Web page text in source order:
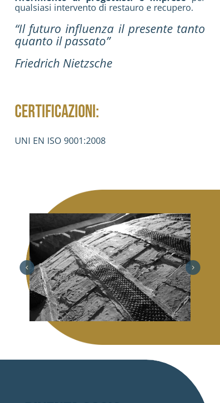
qualsiasi intervento di restauro e recupero.
“Il futuro influenza il presente tanto
quanto il passato”
Friedrich Nietzsche
CERTIFICAZIONI:
UNI EN ISO 9001:2008